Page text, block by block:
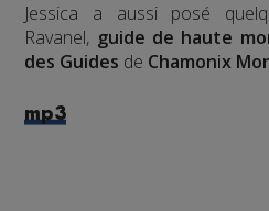
Jessica a aussi posé
Ravanel, guide de haute
des Guides de Chamonix
mp3